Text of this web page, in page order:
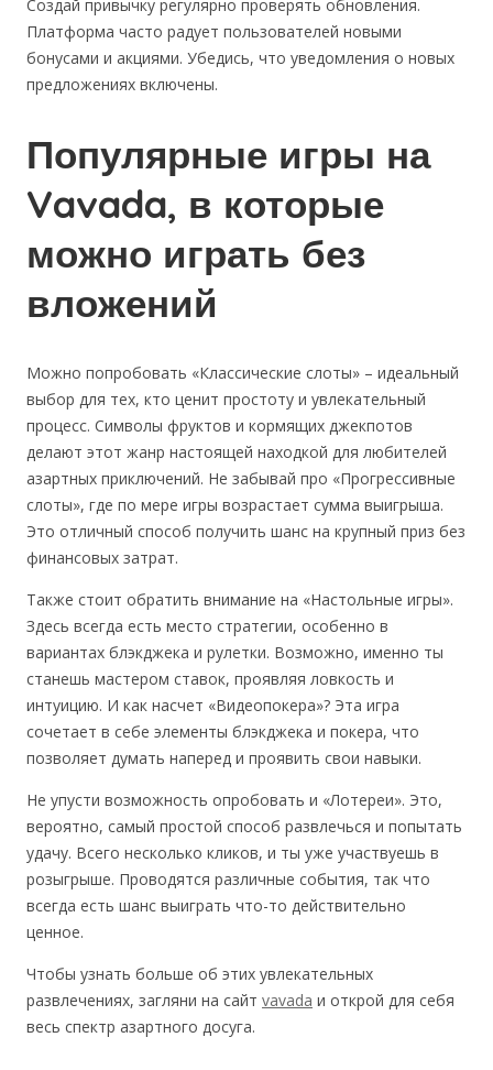
Создай привычку регулярно проверять обновления.
Платформа часто радует пользователей новыми
бонусами и акциями. Убедись, что уведомления о новых
предложениях включены.
Популярные игры на
Vavada, в которые
можно играть без
вложений
Можно попробовать «Классические слоты» – идеальный
выбор для тех, кто ценит простоту и увлекательный
процесс. Символы фруктов и кормящих джекпотов
делают этот жанр настоящей находкой для любителей
азартных приключений. Не забывай про «Прогрессивные
слоты», где по мере игры возрастает сумма выигрыша.
Это отличный способ получить шанс на крупный приз без
финансовых затрат.
Также стоит обратить внимание на «Настольные игры».
Здесь всегда есть место стратегии, особенно в
вариантах блэкджека и рулетки. Возможно, именно ты
станешь мастером ставок, проявляя ловкость и
интуицию. И как насчет «Видеопокера»? Эта игра
сочетает в себе элементы блэкджека и покера, что
позволяет думать наперед и проявить свои навыки.
Не упусти возможность опробовать и «Лотереи». Это,
вероятно, самый простой способ развлечься и попытать
удачу. Всего несколько кликов, и ты уже участвуешь в
розыгрыше. Проводятся различные события, так что
всегда есть шанс выиграть что-то действительно
ценное.
Чтобы узнать больше об этих увлекательных
развлечениях, загляни на сайт vavada и открой для себя
весь спектр азартного досуга.